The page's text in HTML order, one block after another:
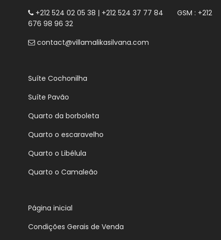
+212 524 02 05 38 | +212 524 37 77 84 GSM : +212
676 98 96 32
contact@villamalikasilvana.com
Suíte Cochonilha
Suíte Pavão
Quarto da borboleta
Quarto o escaravelho
Quarto o Libélula
Quarto o Camaleão
Página inicial
Condições Gerais de Venda